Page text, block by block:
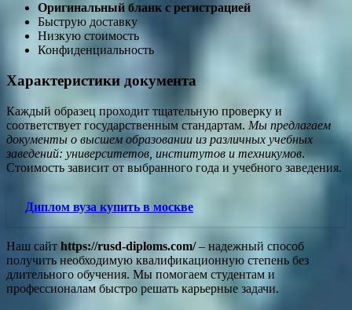
Оригинальный бланк с регистрацией
Быструю доставку
Низкую стоимость
Конфиденциальность
Характеристики документа
Каждый образец проходит тщательную проверку и
соответствует государственным стандартам. Мы предлагаем
документы о высшем образовании из различных учебных
заведений: университетов, институтов и техникумов.
Стоимость зависит от выбранного года и учебного заведения.
Диплом вуза купить в москве
Наш сайт https://rusd-diploms.com/– надежный способ
получить необходимую квалификационную степень без
длительного обучения. Мы помогаем студентам и
профессионалам быстро решать карьерные задачи.